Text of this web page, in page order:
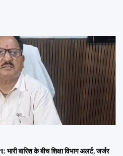
बारिश के बीच शिक्षा विभाग अलर्ट, जर्जर